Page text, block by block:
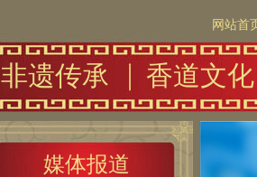
网站首
非遗传承 香道文化
媒体报道